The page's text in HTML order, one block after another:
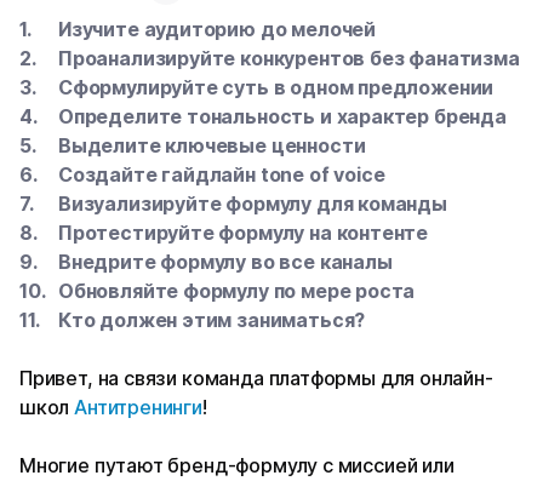
Изучите аудиторию до мелочей
Проанализируйте конкурентов без фанатизма
Сформулируйте суть в одном предложении
Определите тональность и характер бренда
Выделите ключевые ценности
Создайте гайдлайн tone of voice
Визуализируйте формулу для команды
Протестируйте формулу на контенте
Внедрите формулу во все каналы
Обновляйте формулу по мере роста
Кто должен этим заниматься?
Привет, на связи команда платформы для онлайн-
школАнтитренинги!
Многие путают бренд-формулу с миссией или